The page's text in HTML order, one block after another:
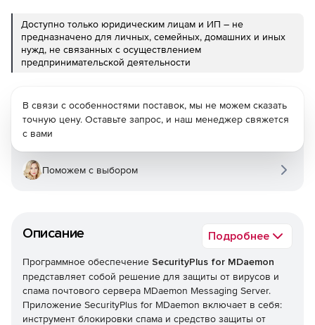
Доступно только юридическим лицам и ИП – не
предназначено для личных, семейных, домашних и иных
нужд, не связанных с осуществлением
предпринимательской деятельности
Описание Подробнее
Программное обеспечение SecurityPlus for MDaemon
представляет собой решение для защиты от вирусов и
спама почтового сервера MDaemon Messaging Server.
Приложение SecurityPlus for MDaemon включает в себя:
инструмент блокировки спама и средство защиты от
В связи с особенностями поставок, мы не можем сказать
точную цену. Оставьте запрос, и наш менеджер свяжется
с вами
Поможем с выбором